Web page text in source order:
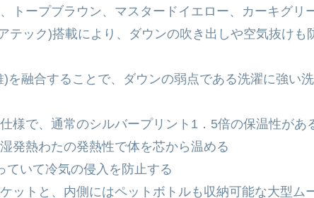
トープブラウン、マスタードイエロー、カーキグリ
テック)搭載により、ダウンの吹き出しや空気抜けも
)を融合することで、ダウンの弱点である洗濯に強い
様で、通常のシルバープリント1．5倍の保温性があ
発熱わたの発熱性で体を芯から温める
ていて冷気の侵入を防止する
ットと、内側にはペットボトルも収納可能な大型ム